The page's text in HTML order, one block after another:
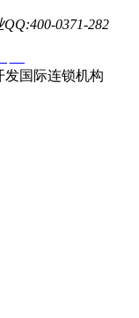
QQ:400-0371-282
发国际连锁机构